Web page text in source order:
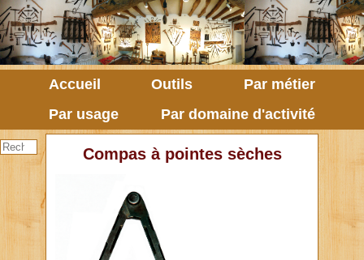
Accueil Outils
Par métier
Par usage
Par domaine d'activité
Compas à pointes sèches